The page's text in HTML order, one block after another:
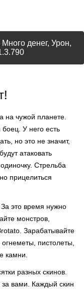
денег, Урон,
на чужой планете.
У него есть
но это не значит,
атаковать
Стрельба
прицелиться
это время нужно
монстров,
Зарабатывайте
пистолеты,
камни.
разных скинов.
вами. Каждый скин